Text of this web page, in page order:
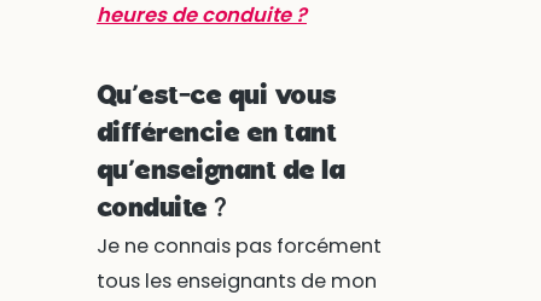
heures de conduite ?
Qu’est-ce qui vous
différencie en tant
qu’enseignant de la
conduite ?
Je ne connais pas forcément
tous les enseignants de mon